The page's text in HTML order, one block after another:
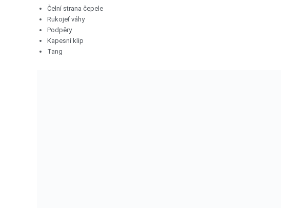
Čelní strana čepele
Rukojeť váhy
Podpěry
Kapesní klip
Tang